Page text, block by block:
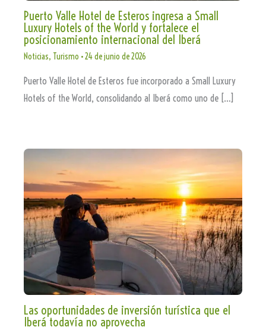
Puerto Valle Hotel de Esteros ingresa a Small
Luxury Hotels of the World y fortalece el
posicionamiento internacional del Iberá
Noticias, Turismo •24 de junio de 2026
Puerto Valle Hotel de Esteros fue incorporado a Small Luxury
Hotels of the World, consolidando al Iberá como uno de […]
Las oportunidades de inversión turística que el
Iberá todavía no aprovecha